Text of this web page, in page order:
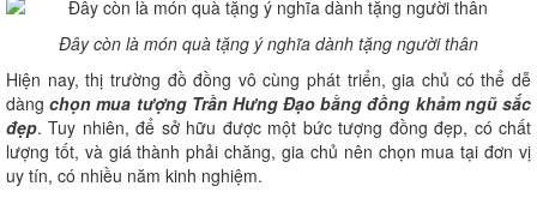
Đây còn là món quà tặng ý nghĩa dành tặng người thân
Hiện nay, thị trường đồ đồng vô cùng phát triển, gia chủ có thể dễ
dàngchọn mua tượng Trần Hưng Đạo bằng đồng khảm ngũ sắc
đẹp. Tuy nhiên, để sở hữu được một bức tượng đồng đẹp, có chất
lượng tốt, và giá thành phải chăng, gia chủ nên chọn mua tại đơn vị
uy tín, có nhiều năm kinh nghiệm.